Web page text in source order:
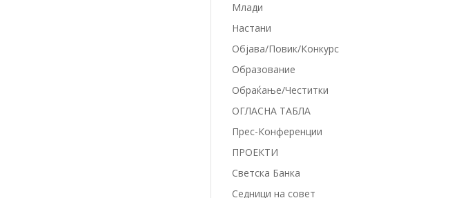
Млади
Настани
Објава/Повик/Конкурс
Образование
Обраќање/Честитки
ОГЛАСНА ТАБЛА
Прес-Конференции
ПРОЕКТИ
Светска Банка
Седници на совет